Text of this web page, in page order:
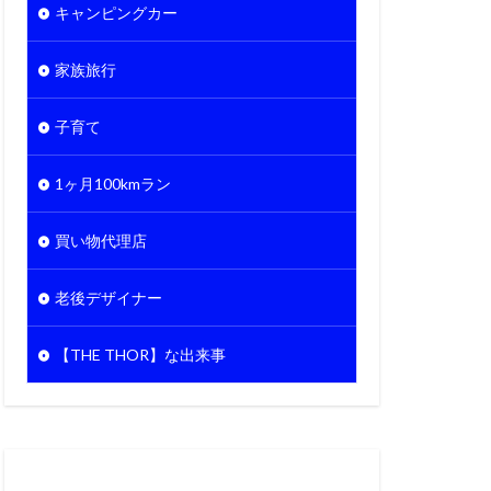
キャンピングカー
家族旅行
子育て
1ヶ月100kmラン
買い物代理店
老後デザイナー
【THE THOR】な出来事